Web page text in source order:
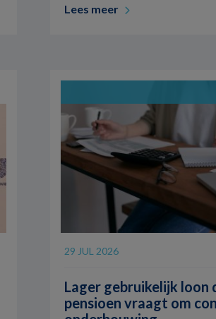
Lees meer
29 JUL 2026
Lager gebruikelijk loon
pensioen vraagt om